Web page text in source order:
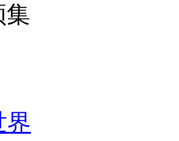
老人 痛下狠手拳打脚踢
医生回应
政治霸凌主义
集
界